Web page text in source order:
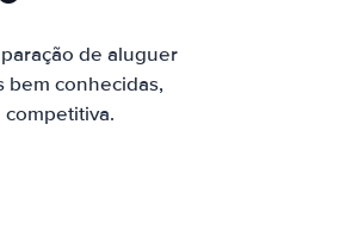
de aluguer
bem conhecidas,